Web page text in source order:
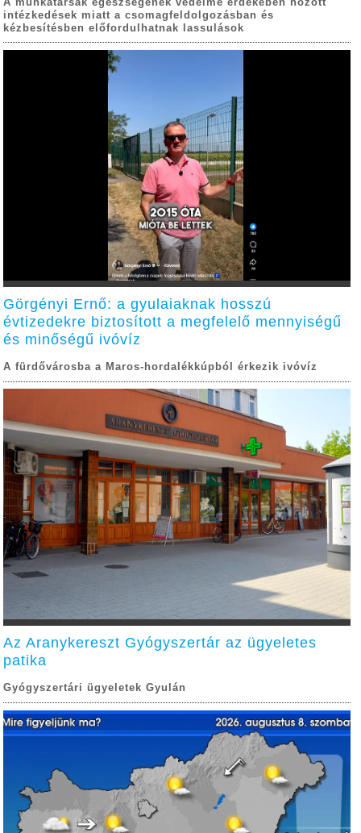
A munkatársak egészségének védelme érdekében hozott
intézkedések miatt a csomagfeldolgozásban és
kézbesítésben előfordulhatnak lassulások
Görgényi Ernő: a gyulaiaknak hosszú
évtizedekre biztosított a megfelelő mennyiségű
és minőségű ivóvíz
A fürdővárosba a Maros-hordalékkúpból érkezik ivóvíz
Az Aranykereszt Gyógyszertár az ügyeletes
patika
Gyógyszertári ügyeletek Gyulán